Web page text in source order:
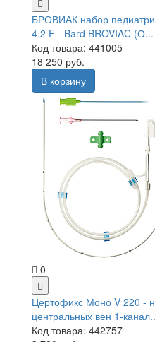
БРОВИАК набор
4.2 F - Bard BROVIAC (О...
Код товара: 441005
18 250 руб.
В корзину
0
Цертофикс Моно V 220 -
центральных вен 1-
Код товара: 442757